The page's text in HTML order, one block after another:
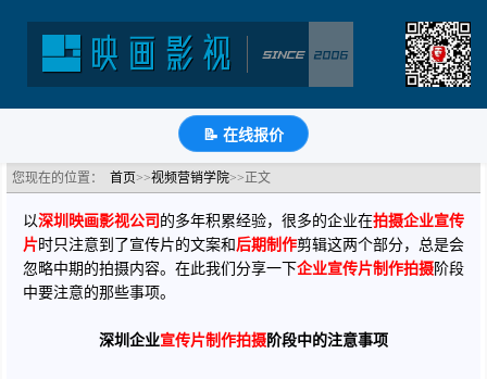
📝 在线报价
深圳企业宣传片制作拍摄阶段中的注意事项
分类：视频营销学院 浏览：1633次 更新时间： 2019-03-27
微 知
您现在的位置： 首页>>视频营销学院>>正文
以深圳映画影视公司 的多年积累经验，很多的企业在拍摄企业宣传
片时只注意到了宣传片的文案和 后期制作剪辑这两个部分，总是会
忽略中期的拍摄内容。在此我们分享一下企业宣传片制作拍摄阶段
中要注意的那些事项。
深圳企业宣传片制作拍摄阶段中的注意事项